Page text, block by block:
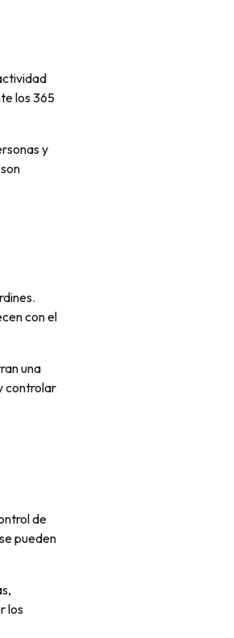
los 365
y
con el
una
controlar
de
pueden
los